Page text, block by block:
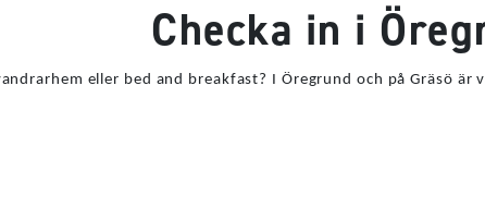
Checka in i
eller bed and breakfast? I Öregrund och på Gräsö